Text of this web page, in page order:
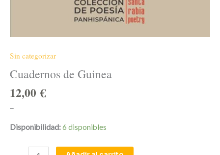
Sin categorizar
Cuadernos de Guinea
12,00€
–
Disponibilidad:6 disponibles